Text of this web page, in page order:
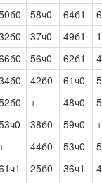
58ч0 64б1
37ч0 49б1
56ч0 62б1
42б0 61ч0
+ 48ч0
38б0 59ч0 +
+ 44б0 53ч0
25б0 36ч1